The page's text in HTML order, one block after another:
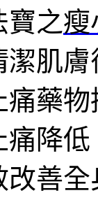
之瘦
潔肌膚
藥
降
改善